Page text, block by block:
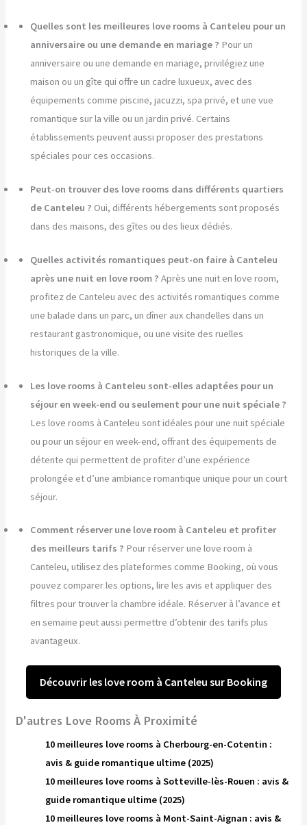
Quelles sont les meilleures love rooms à Canteleu pour un
anniversaire ou une demande en mariage ? Pour un
anniversaire ou une demande en mariage, privilégiez une
maison ou un gîte qui offre un cadre luxueux, avec des
équipements comme piscine, jacuzzi, spa privé, et une vue
romantique sur la ville ou un jardin privé. Certains
établissements peuvent aussi proposer des prestations
spéciales pour ces occasions.
Peut-on trouver des love rooms dans différents quartiers
de Canteleu ? Oui, différents hébergements sont proposés
dans des maisons, des gîtes ou des lieux dédiés.
Quelles activités romantiques peut-on faire à Canteleu
après une nuit en love room ? Après une nuit en love room,
profitez de Canteleu avec des activités romantiques comme
une balade dans un parc, un dîner aux chandelles dans un
restaurant gastronomique, ou une visite des ruelles
historiques de la ville.
Les love rooms à Canteleu sont-elles adaptées pour un
séjour en week-end ou seulement pour une nuit spéciale ?
Les love rooms à Canteleu sont idéales pour une nuit spéciale
ou pour un séjour en week-end, offrant des équipements de
détente qui permettent de profiter d’une expérience
prolongée et d’une ambiance romantique unique pour un court
séjour.
Comment réserver une love room à Canteleu et profiter
des meilleurs tarifs ? Pour réserver une love room à
Canteleu, utilisez des plateformes comme Booking, où vous
pouvez comparer les options, lire les avis et appliquer des
filtres pour trouver la chambre idéale. Réserver à l’avance et
en semaine peut aussi permettre d’obtenir des tarifs plus
avantageux.
Découvrir les love room à Canteleu sur Booking
D'autres Love Rooms À Proximité
10 meilleures love rooms à Cherbourg-en-Cotentin :
avis & guide romantique ultime (2025)
10 meilleures love rooms à Sotteville-lès-Rouen : avis &
guide romantique ultime (2025)
10 meilleures love rooms à Mont-Saint-Aignan : avis &